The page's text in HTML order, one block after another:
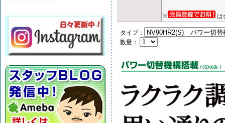
※ は
タイプ：
数量：